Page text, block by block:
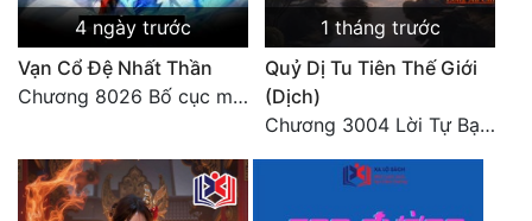
Tính Cách Nhân Vật :
Cơ Trí
Sát Phạt Quyết Đoán
Vô Sỉ
Điềm Đạm
4 ngày trước
Vạn Cổ Đệ Nhất Thần
Chương 8026 Bố cục mới
1 tháng trước
Quỷ Dị Tu Tiên Thế Giới
(Dịch)
Chương 3004 Lời Tự Bạch Kết Thúc